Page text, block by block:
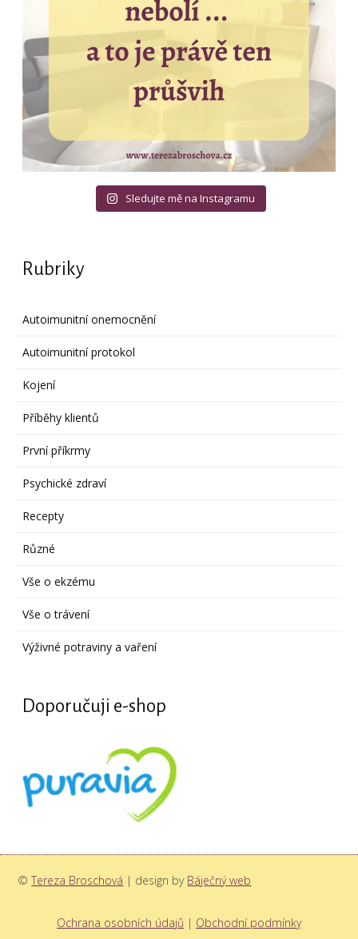
Sledujte mě na Instagramu
Rubriky
Autoimunitní onemocnění
Autoimunitní protokol
Kojení
Příběhy klientů
První příkrmy
Psychické zdraví
Recepty
Různé
Vše o ekzému
Vše o trávení
Výživné potraviny a vaření
Doporučuji e-shop
©Tereza Broschová | design by Báječný web
Ochrana osobních údajů | Obchodní podmínky